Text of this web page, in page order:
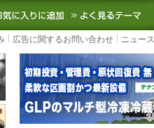
新の物流ニュースをお届
お気に入りに追加
広告に関するお問い合わせ ニュー